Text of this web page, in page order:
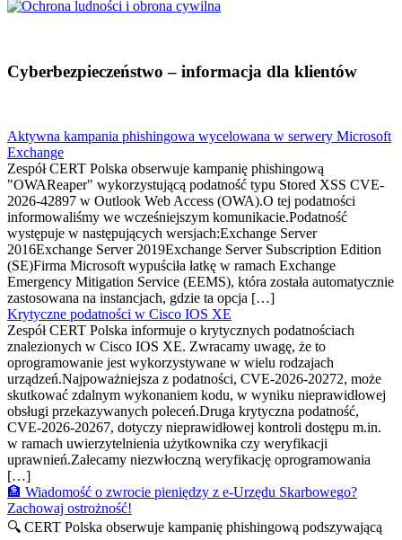
Cyberbezpieczeństwo – informacja dla klientów
Aktywna kampania phishingowa wycelowana w serwery Microsoft
Exchange
Zespół CERT Polska obserwuje kampanię phishingową
"OWAReaper" wykorzystującą podatność typu Stored XSS CVE-
2026-42897 w Outlook Web Access (OWA).O tej podatności
informowaliśmy we wcześniejszym komunikacie.Podatność
występuje w następujących wersjach:Exchange Server
2016Exchange Server 2019Exchange Server Subscription Edition
(SE)Firma Microsoft wypuściła łatkę w ramach Exchange
Emergency Mitigation Service (EEMS), która została automatycznie
zastosowana na instancjach, gdzie ta opcja […]
Krytyczne podatności w Cisco IOS XE
Zespół CERT Polska informuje o krytycznych podatnościach
znalezionych w Cisco IOS XE. Zwracamy uwagę, że to
oprogramowanie jest wykorzystywane w wielu rodzajach
urządzeń.Najpoważniejsza z podatności, CVE-2026-20272, może
skutkować zdalnym wykonaniem kodu, w wyniku nieprawidłowej
obsługi przekazywanych poleceń.Druga krytyczna podatność,
CVE-2026-20267, dotyczy nieprawidłowej kontroli dostępu m.in.
w ramach uwierzytelnienia użytkownika czy weryfikacji
uprawnień.Zalecamy niezwłoczną weryfikację oprogramowania
[…]
🏦 Wiadomość o zwrocie pieniędzy z e-Urzędu Skarbowego?
Zachowaj ostrożność!
🔍 CERT Polska obserwuje kampanię phishingową podszywającą